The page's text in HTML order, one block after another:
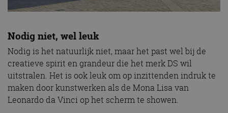
Nodig niet, wel leuk
Nodig is het natuurlijk niet, maar het past wel bij de
creatieve spirit en grandeur die het merk DS wil
uitstralen. Het is ook leuk om op inzittenden indruk te
maken door kunstwerken als de Mona Lisa van
Leonardo da Vinci op het scherm te showen.